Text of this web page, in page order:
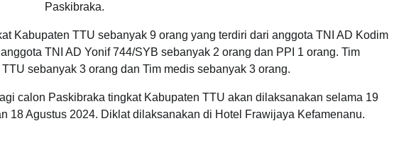
Paskibraka.
Kabupaten TTU sebanyak 9 orang yang terdiri dari anggota TNI AD Kodim
TNI AD Yonif 744/SYB sebanyak 2 orang dan PPI 1 orang. Tim
sebanyak 3 orang dan Tim medis sebanyak 3 orang.
calon Paskibraka tingkat Kabupaten TTU akan dilaksanakan selama 19
18 Agustus 2024. Diklat dilaksanakan di Hotel Frawijaya Kefamenanu.